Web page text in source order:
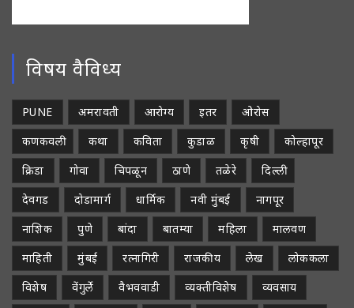
विषय वैविध्य
PUNE अमरावती आरोग्य इतर
ओरोस
कणकवली
कथा कविता कुडाळ कृषी
कोल्हापूर
क्रिडा
गोवा चिपळून ठाणे तळेरे
दिल्ली
देवगड
दोडामार्ग धार्मिक नवी मुंबई
नागपूर
नाशिक
पुणे बांदा बातम्या महिला
मालवण
माहिती
मुंबई रत्नागिरी राजकीय लेख
लोककला
विशेष
वेंगुर्ले वैभववाडी व्यक्तीविशेष
व्यवसाय